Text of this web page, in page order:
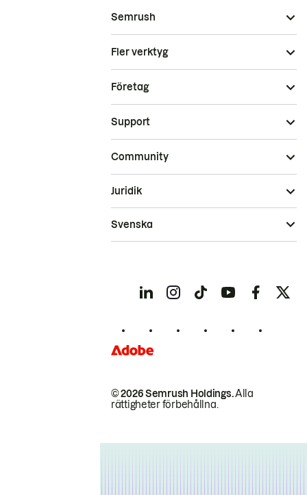
Semrush
Fler verktyg
Företag
Support
Community
© 2026 Semrush Holdings.Alla
rättigheter förbehållna.
Juridik
Svenska